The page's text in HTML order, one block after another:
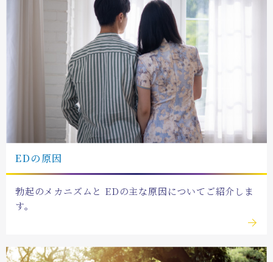
EDの原因
勃起のメカニズムと EDの主な原因についてご紹介しま
す。